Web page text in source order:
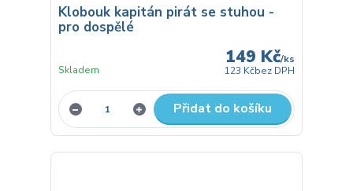
Klobouk kapitán pirát se stuhou -
pro dospělé
149 Kč/ks
123 Kčbez DPH
Skladem
Přidat do košíku